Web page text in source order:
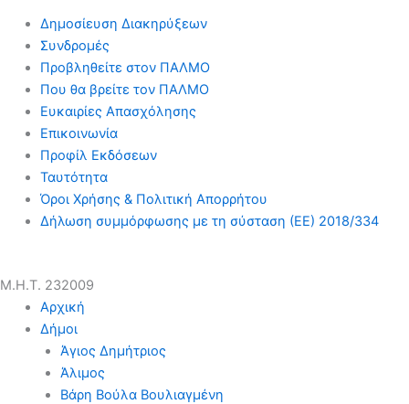
Δημοσίευση Διακηρύξεων
Συνδρομές
Προβληθείτε στον ΠΑΛΜΟ
Που θα βρείτε τον ΠΑΛΜΟ
Ευκαιρίες Απασχόλησης
Επικοινωνία
Προφίλ Εκδόσεων
Ταυτότητα
Όροι Χρήσης & Πολιτική Απορρήτου
Δήλωση συμμόρφωσης με τη σύσταση (ΕΕ) 2018/334
Μ.Η.Τ. 232009
Αρχική
Δήμοι
Άγιος Δημήτριος
Άλιμος
Βάρη Βούλα Βουλιαγμένη